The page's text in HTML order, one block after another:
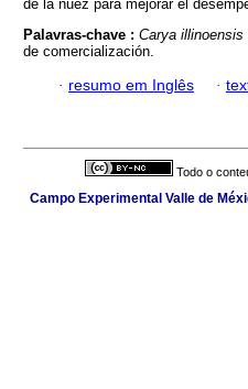
de la nuez para mejorar el
Palavras-chave : Carya illinoensis
de comercialización.
· resumo em Inglês ·
Todo o
Campo Experimental Valle de